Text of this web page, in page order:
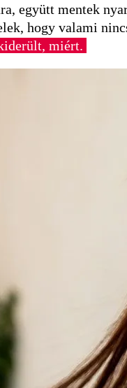
együtt mentek
hogy valami
miért.